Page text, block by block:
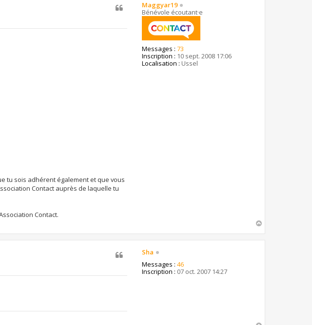
Maggyar19
Bénévole écoutant·e
Messages : 73
Inscription : 10 sept. 2008 17:06
Localisation : Ussel
tu sois adhérent également et que vous
Contact auprès de laquelle tu
Contact.
u
Sha
Messages : 46
Inscription : 07 oct. 2007 14:27